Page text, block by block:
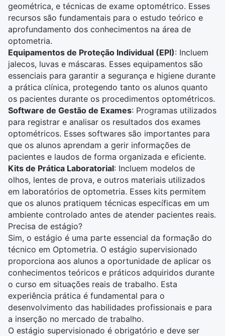
geométrica, e técnicas de exame optométrico. Esses
recursos são fundamentais para o estudo teórico e
aprofundamento dos conhecimentos na área de
optometria.
Equipamentos de Proteção Individual (EPI): Incluem
jalecos, luvas e máscaras. Esses equipamentos são
essenciais para garantir a segurança e higiene durante
a prática clínica, protegendo tanto os alunos quanto
os pacientes durante os procedimentos optométricos.
Software de Gestão de Exames: Programas utilizados
para registrar e analisar os resultados dos exames
optométricos. Esses softwares são importantes para
que os alunos aprendam a gerir informações de
pacientes e laudos de forma organizada e eficiente.
Kits de Prática Laboratorial: Incluem modelos de
olhos, lentes de prova, e outros materiais utilizados
em laboratórios de optometria. Esses kits permitem
que os alunos pratiquem técnicas específicas em um
ambiente controlado antes de atender pacientes reais.
Precisa de estágio?
Sim, o estágio é uma parte essencial da formação do
técnico em Optometria. O estágio supervisionado
proporciona aos alunos a oportunidade de aplicar os
conhecimentos teóricos e práticos adquiridos durante
o curso em situações reais de trabalho. Esta
experiência prática é fundamental para o
desenvolvimento das habilidades profissionais e para
a inserção no mercado de trabalho.
O estágio supervisionado é obrigatório e deve ser